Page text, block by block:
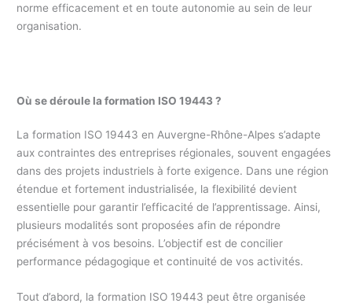
norme efficacement et en toute autonomie au sein de leur
organisation.
Où se déroule la formation ISO 19443 ?
La formation ISO 19443 en Auvergne-Rhône-Alpes s’adapte
aux contraintes des entreprises régionales, souvent engagées
dans des projets industriels à forte exigence. Dans une région
étendue et fortement industrialisée, la flexibilité devient
essentielle pour garantir l’efficacité de l’apprentissage. Ainsi,
plusieurs modalités sont proposées afin de répondre
précisément à vos besoins. L’objectif est de concilier
performance pédagogique et continuité de vos activités.
Tout d’abord, la formation ISO 19443 peut être organisée